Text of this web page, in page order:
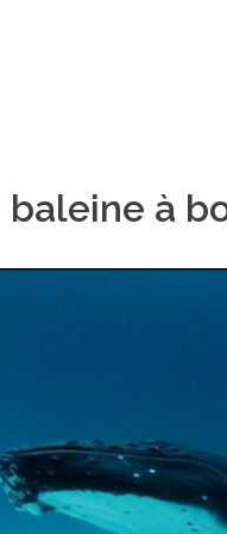
baleine à